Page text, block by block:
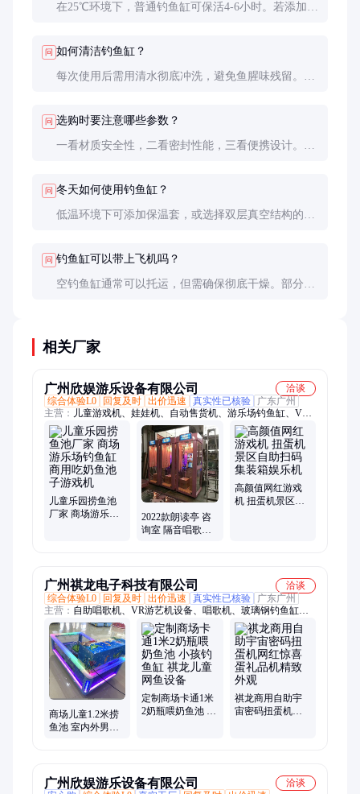
在25℃环境下，普通钓鱼缸可保活4-6小时。若添加
问 如何清洁钓鱼缸？
每次使用后需用清水彻底冲洗，避免鱼腥味残留。每
问 选购时要注意哪些参数？
一看材质安全性，二看密封性能，三看便携设计。建
问 冬天如何使用钓鱼缸？
低温环境下可添加保温套，或选择双层真空结构的产
问 钓鱼缸可以带上飞机吗？
空钓鱼缸通常可以托运，但需确保彻底干燥。部分航
相关厂家
广州欣娱游乐设备有限公司
洽谈
综合体验L0
回复及时 出价迅速 真实性已核验
广东广州
主营： 儿童游戏机、娃娃机、自动售货机、游乐场钓鱼缸、VR
设备、礼品机、摇摆机、射水射球机、儿童卡片机、扭蛋机、篮
球机、福袋盲盒机、电玩城设备、唱歌机
儿童乐园捞鱼池
厂家 商场游乐场
2022款朗读亭 咨
询室 隔音唱歌房
高颜值网红游戏
机 扭蛋机景区自
广州祺龙电子科技有限公司
洽谈
综合体验L0
回复及时 出价迅速 真实性已核验
广东广州
主营： 自助唱歌机、VR游艺机设备、唱歌机、玻璃钢钓鱼缸、
双人VR蛋椅、抓娃娃机、朗读亭、全智能电玩游戏机、儿童电
玩游戏机、礼品机、篮球机、扭蛋机、摇摆机、街机
商场儿童1.2米捞
鱼池 室内外男女
定制商场卡通1米
2奶瓶喂奶鱼池 小
祺龙商用自助宇
宙密码扭蛋机网
广州欣娱游乐设备有限公司
洽谈